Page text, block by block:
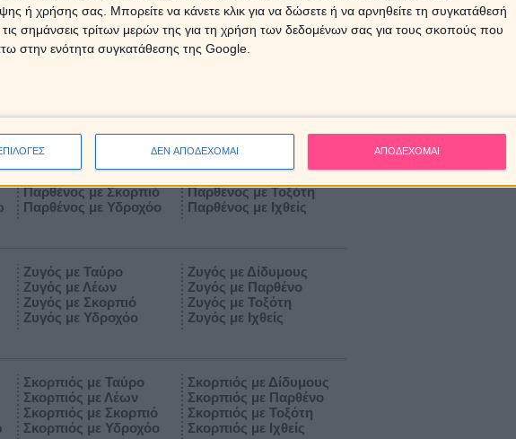
ή χρήσης σας. Μπορείτε να κάνετε κλικ για να δώσετε ή να αρνηθείτε τη συγκατάθεσή
σημάνσεις τρίτων μερών της για τη χρήση των δεδομένων σας για τους σκοπούς που
στην ενότητα συγκατάθεσης της Google.
ΔΕΝ ΑΠΟΔΕΧΟΜΑΙ ΑΠΟΔΕΧΟΜΑΙ
Λέων με Ταύρο
Λέων με Δίδυμους
Παρθένος με Σκορπιό
Παρθένος με Υδροχόο
Παρθένος με Τοξότη
Παρθένος με Ιχθείς
Ζυγός με Ταύρο
Ζυγός με Λέων
Ζυγός με Σκορπιό
Ζυγός με Υδροχόο
Ζυγός με Δίδυμους
Ζυγός με Παρθένο
Ζυγός με Τοξότη
Ζυγός με Ιχθείς
Σκορπιός με Ταύρο
Σκορπιός με Λέων
Σκορπιός με Σκορπιό
Σκορπιός με Υδροχόο
Σκορπιός με Δίδυμους
Σκορπιός με Παρθένο
Σκορπιός με Τοξότη
Σκορπιός με Ιχθείς